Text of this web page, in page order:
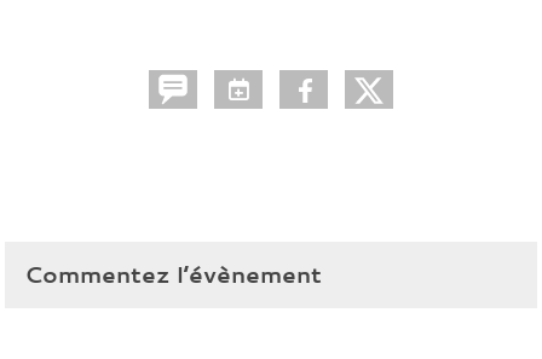
Commentez l’évènement